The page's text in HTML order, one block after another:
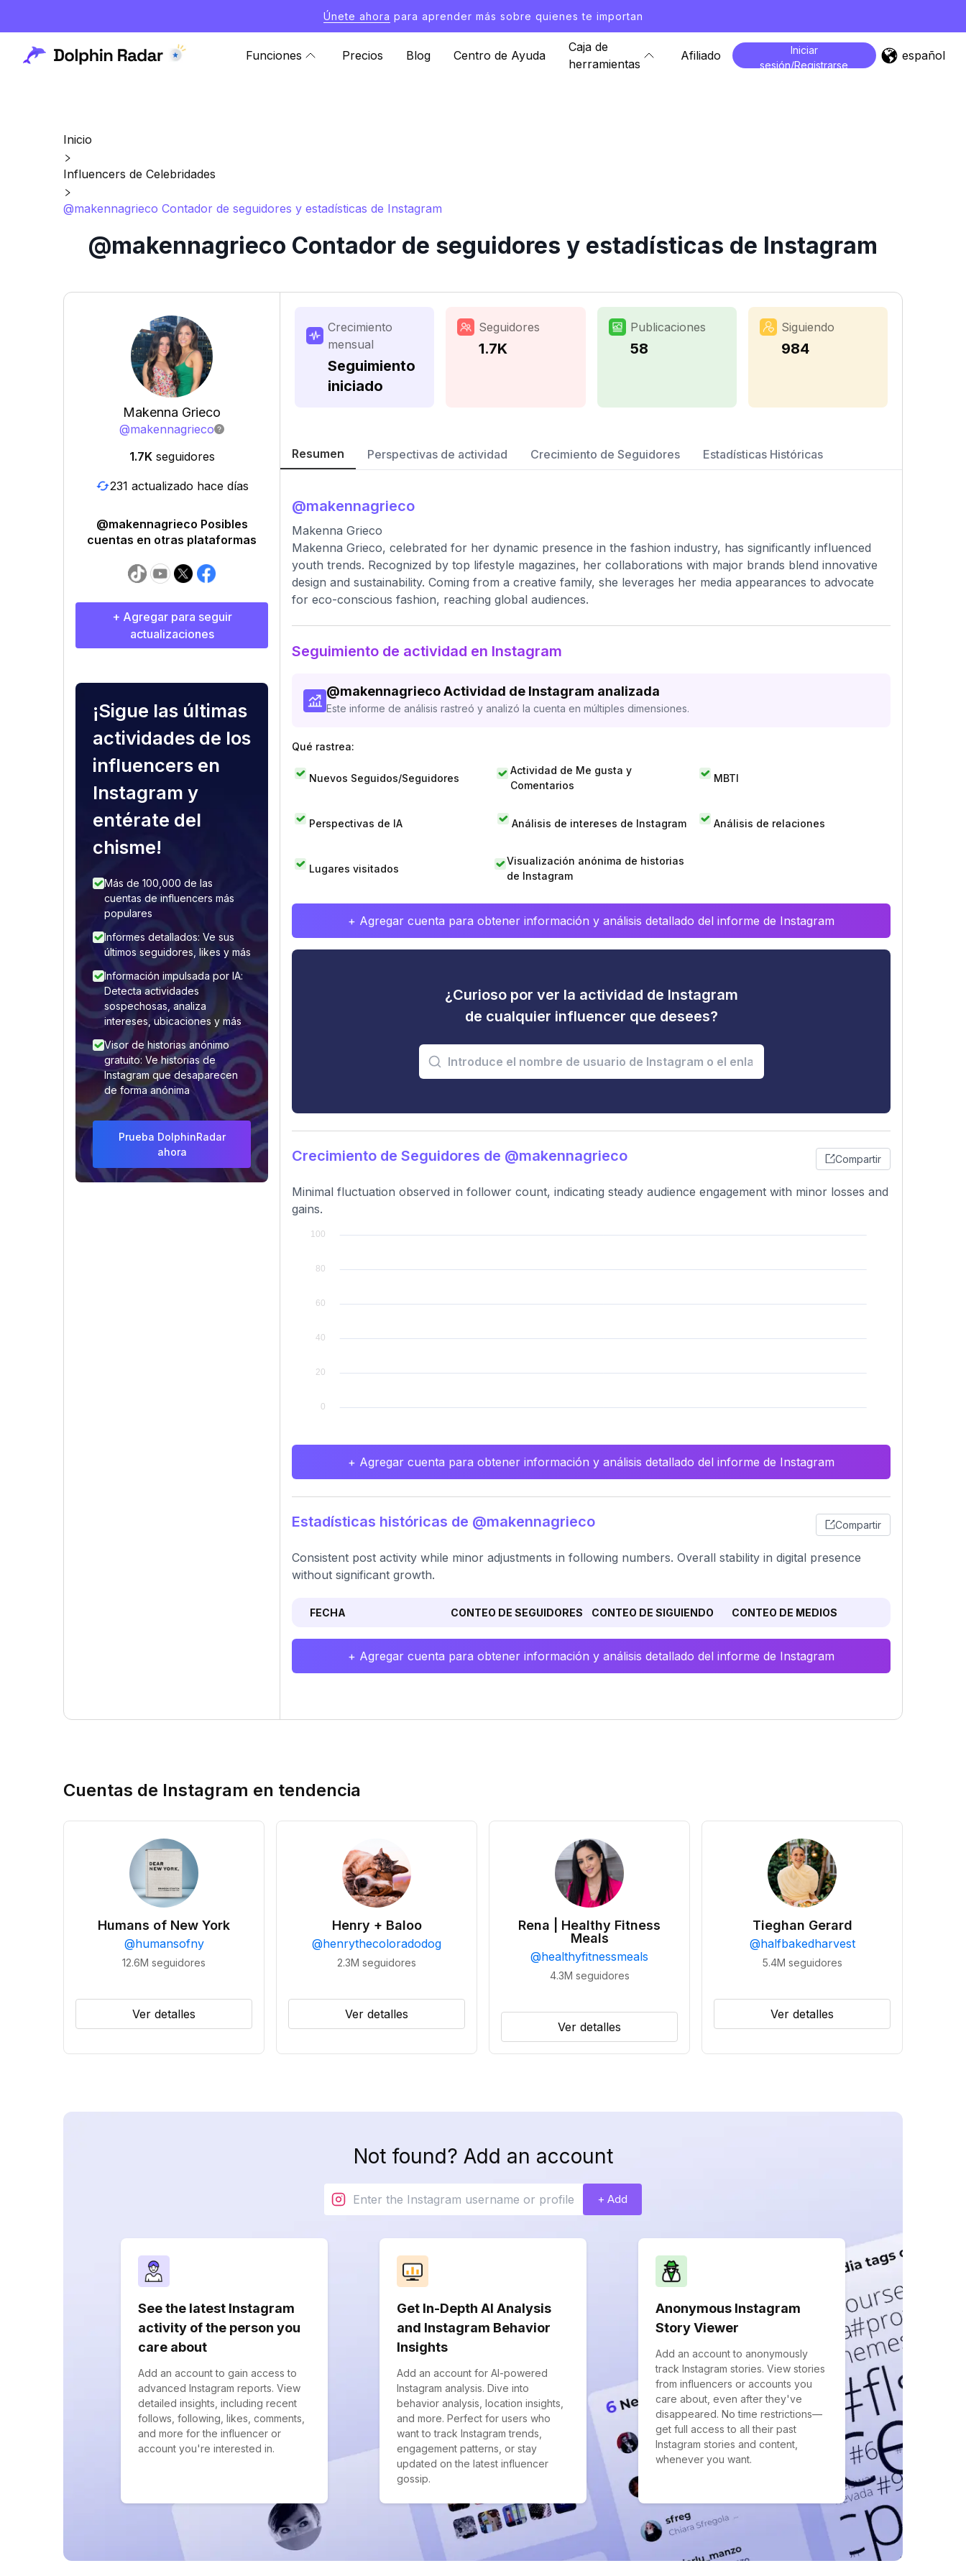
Únete ahora para aprender más sobre quienes te importan
Funciones Precios Blog Centro de Ayuda
Caja de
herramientas
Afiliado
Iniciar
sesión/Registrarse
español
Inicio
Influencers de Celebridades
@makennagrieco Contador de seguidores y estadísticas de Instagram
@makennagrieco Contador de seguidores y estadísticas de Instagram
Makenna Grieco
@makennagrieco
1.7K seguidores
231 actualizado hace días
@makennagrieco Posibles
cuentas en otras plataformas
+ Agregar para seguir
actualizaciones
¡Sigue las últimas
actividades de los
influencers en
Instagram y
entérate del
chisme!
Más de 100,000 de las
cuentas de influencers más
populares
Informes detallados: Ve sus
últimos seguidores, likes y más
Información impulsada por IA:
Detecta actividades
sospechosas, analiza
intereses, ubicaciones y más
Visor de historias anónimo
gratuito: Ve historias de
Instagram que desaparecen
de forma anónima
Prueba DolphinRadar
ahora
Crecimiento
mensual
Seguimiento
iniciado
Seguidores
1.7K
Publicaciones
58
Siguiendo
984
Resumen Perspectivas de actividad Crecimiento de Seguidores Estadísticas Históricas
@makennagrieco
Makenna Grieco
Makenna Grieco, celebrated for her dynamic presence in the fashion industry, has significantly influenced
youth trends. Recognized by top lifestyle magazines, her collaborations with major brands blend innovative
design and sustainability. Coming from a creative family, she leverages her media appearances to advocate
for eco-conscious fashion, reaching global audiences.
Seguimiento de actividad en Instagram
@makennagriecoActividad de Instagram analizada
Este informe de análisis rastreó y analizó la cuenta en múltiples dimensiones.
Qué rastrea:
Nuevos Seguidos/Seguidores
Actividad de Me gusta y
Comentarios
MBTI
Perspectivas de IA Análisis de intereses de Instagram Análisis de relaciones
Lugares visitados
Visualización anónima de historias
de Instagram
+ Agregar cuenta para obtener información y análisis detallado del informe de Instagram
¿Curioso por ver la actividad de Instagram
de cualquier influencer que desees?
Crecimiento de Seguidores de @makennagrieco Compartir
Minimal fluctuation observed in follower count, indicating steady audience engagement with minor losses and
gains.
+ Agregar cuenta para obtener información y análisis detallado del informe de Instagram
Estadísticas históricas de @makennagrieco Compartir
Consistent post activity while minor adjustments in following numbers. Overall stability in digital presence
without significant growth.
FECHA CONTEO DE SEGUIDORES CONTEO DE SIGUIENDO CONTEO DE MEDIOS
+ Agregar cuenta para obtener información y análisis detallado del informe de Instagram
Cuentas de Instagram en tendencia
Humans of New York
@humansofny
12.6M seguidores
Ver detalles
Henry + Baloo
@henrythecoloradodog
2.3M seguidores
Ver detalles
Rena | Healthy Fitness
Meals
@healthyfitnessmeals
4.3M seguidores
Ver detalles
Tieghan Gerard
@halfbakedharvest
5.4M seguidores
Ver detalles
Not found? Add an account
+ Add
See the latest Instagram
activity of the person you
care about
Add an account to gain access to
advanced Instagram reports. View
detailed insights, including recent
follows, following, likes, comments,
and more for the influencer or
account you're interested in.
Get In-Depth AI Analysis
and Instagram Behavior
Insights
Add an account for AI-powered
Instagram analysis. Dive into
behavior analysis, location insights,
and more. Perfect for users who
want to track Instagram trends,
engagement patterns, or stay
updated on the latest influencer
gossip.
Anonymous Instagram
Story Viewer
Add an account to anonymously
track Instagram stories. View stories
from influencers or accounts you
care about, even after they've
disappeared. No time restrictions—
get full access to all their past
Instagram stories and content,
whenever you want.